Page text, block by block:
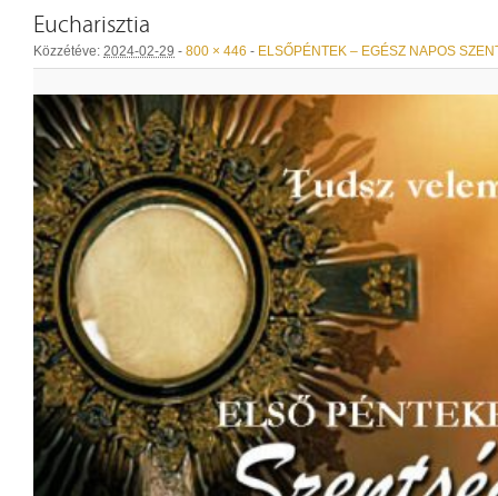
Eucharisztia
Közzétéve: 2024-02-29 - 800 × 446 - ELSŐPÉNTEK – EGÉSZ NAPOS